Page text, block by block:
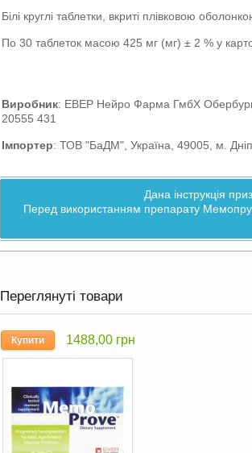
Білі круглі таблетки, вкриті плівковою
По 30 таблеток масою 425 мг (мг) ± 2 % у
Виробник: ЕВЕР Нейро Фарма ГмбХ
20555 431
Імпортер: ТОВ "БаДМ", Україна, 49005, м.
Дана інструкція
Перед використанням препарату
Переглянуті товари
Купити 1488,00 грн